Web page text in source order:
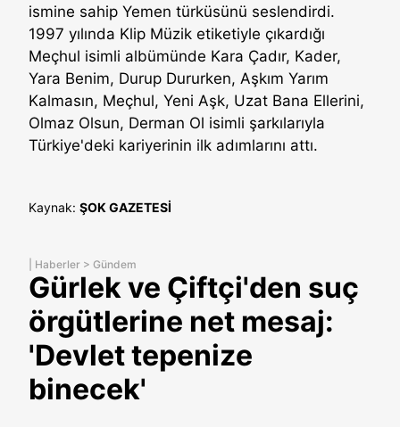
ismine sahip Yemen türküsünü seslendirdi.
1997 yılında Klip Müzik etiketiyle çıkardığı
Meçhul isimli albümünde Kara Çadır, Kader,
Yara Benim, Durup Dururken, Aşkım Yarım
Kalmasın, Meçhul, Yeni Aşk, Uzat Bana Ellerini,
Olmaz Olsun, Derman Ol isimli şarkılarıyla
Türkiye'deki kariyerinin ilk adımlarını attı.
Kaynak: ŞOK GAZETESİ
Haberler > Gündem
Gürlek ve Çiftçi'den suç
örgütlerine net mesaj:
'Devlet tepenize
binecek'